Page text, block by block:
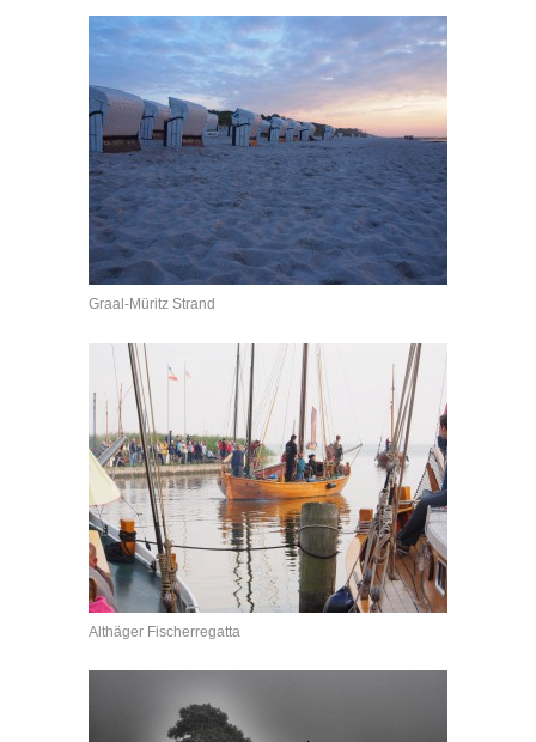
Graal-Müritz Strand
Althäger Fischerregatta